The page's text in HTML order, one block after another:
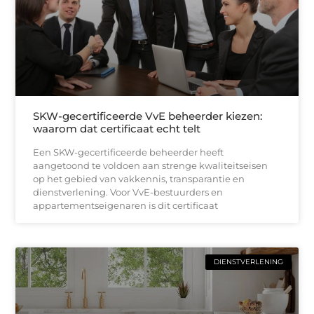
SKW-gecertificeerde VvE beheerder kiezen:
waarom dat certificaat echt telt
Een SKW-gecertificeerde beheerder heeft
aangetoond te voldoen aan strenge kwaliteitseisen
op het gebied van vakkennis, transparantie en
dienstverlening. Voor VvE-bestuurders en
appartementseigenaren is dit certificaat
DIENSTVERLENING